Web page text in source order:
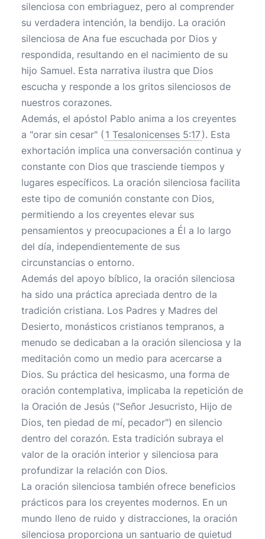
silenciosa con embriaguez, pero al comprender
su verdadera intención, la bendijo. La oración
silenciosa de Ana fue escuchada por Dios y
respondida, resultando en el nacimiento de su
hijo Samuel. Esta narrativa ilustra que Dios
escucha y responde a los gritos silenciosos de
nuestros corazones.
Además, el apóstol Pablo anima a los creyentes
a "orar sin cesar" ( 1 Tesalonicenses 5:17). Esta
exhortación implica una conversación continua y
constante con Dios que trasciende tiempos y
lugares específicos. La oración silenciosa facilita
este tipo de comunión constante con Dios,
permitiendo a los creyentes elevar sus
pensamientos y preocupaciones a Él a lo largo
del día, independientemente de sus
circunstancias o entorno.
Además del apoyo bíblico, la oración silenciosa
ha sido una práctica apreciada dentro de la
tradición cristiana. Los Padres y Madres del
Desierto, monásticos cristianos tempranos, a
menudo se dedicaban a la oración silenciosa y la
meditación como un medio para acercarse a
Dios. Su práctica del hesicasmo, una forma de
oración contemplativa, implicaba la repetición de
la Oración de Jesús ("Señor Jesucristo, Hijo de
Dios, ten piedad de mí, pecador") en silencio
dentro del corazón. Esta tradición subraya el
valor de la oración interior y silenciosa para
profundizar la relación con Dios.
La oración silenciosa también ofrece beneficios
prácticos para los creyentes modernos. En un
mundo lleno de ruido y distracciones, la oración
silenciosa proporciona un santuario de quietud